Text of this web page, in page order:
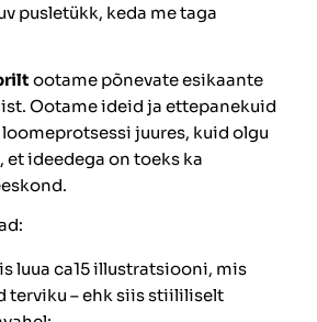
pusletükk, keda me taga
ootame põnevate esikaante
Ootame ideid ja ettepanekuid
juures, kuid olgu
ideedega on toeks ka
luua ca15 illustratsiooni, mis
terviku – ehk siis stiililiselt